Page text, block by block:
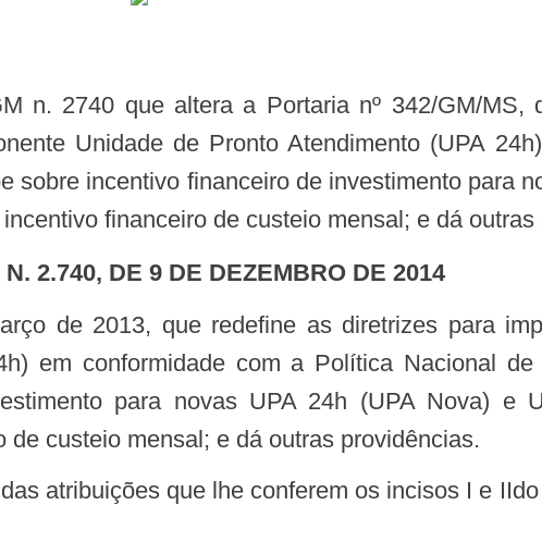
Unidade de Pronto Atendimento (UPA
sobre incentivo financeiro de investimento para
financeiro de custeio mensal; e dá
N. 2.740, DE 9 DE DEZEMBRO DE 2014
em conformidade com a Política Nacional
para novas UPA 24h (UPA Nova) e
custeio mensal; e dá outras providências.